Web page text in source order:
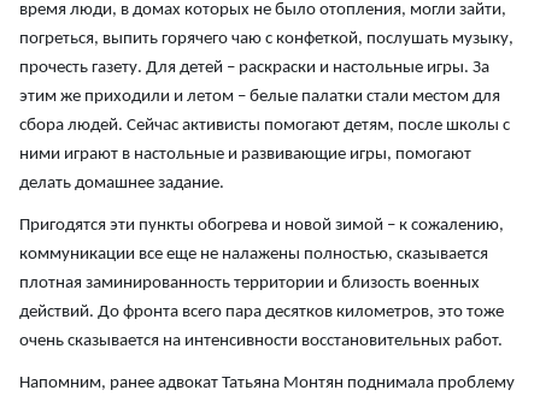
время люди, в домах которых не было отопления, могли зайти,
погреться, выпить горячего чаю с конфеткой, послушать музыку,
прочесть газету. Для детей – раскраски и настольные игры. За
этим же приходили и летом – белые палатки стали местом для
сбора людей. Сейчас активисты помогают детям, после школы с
ними играют в настольные и развивающие игры, помогают
делать домашнее задание.
Пригодятся эти пункты обогрева и новой зимой – к сожалению,
коммуникации все еще не налажены полностью, сказывается
плотная заминированность территории и близость военных
действий. До фронта всего пара десятков километров, это тоже
очень сказывается на интенсивности восстановительных работ.
Напомним, ранее адвокат Татьяна Монтян поднимала проблему